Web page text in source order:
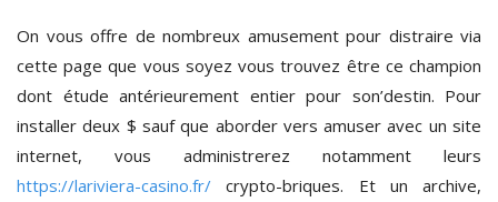
On vous offre de nombreux amusement pour distraire via
cette page que vous soyez vous trouvez être ce champion
dont étude antérieurement entier pour son’destin. Pour
installer deux $ sauf que aborder vers amuser avec un site
internet, vous administrerez notamment leurs
https://lariviera-casino.fr/ crypto-briques. Et un archive,